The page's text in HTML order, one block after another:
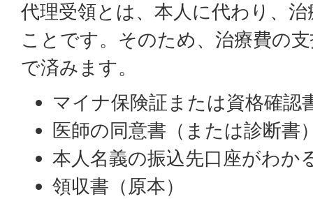
代理受領とは、本人に代わり、
ことです。そのため、治療費の
で済みます。
マイナ保険証または資格確認
医師の同意書（または診断書
本人名義の振込先口座がわか
領収書（原本）